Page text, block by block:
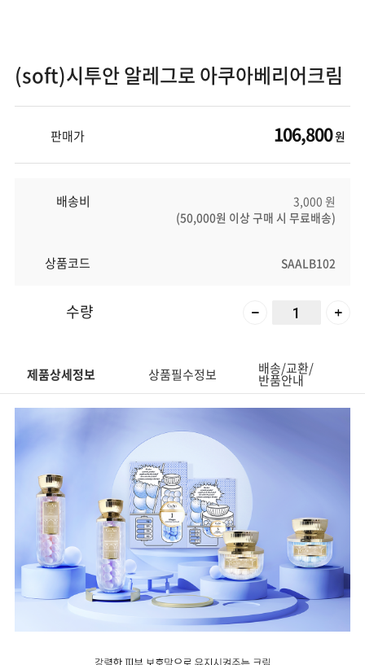
(soft)시투안 알레그로 아쿠아베리어크림
판매가 106,800원
배송비
3,000 원
(50,000원 이상 구매 시 무료배송)
상품코드 SAALB102
수량
제품상세정보 상품필수정보 배송/교환/
반품안내